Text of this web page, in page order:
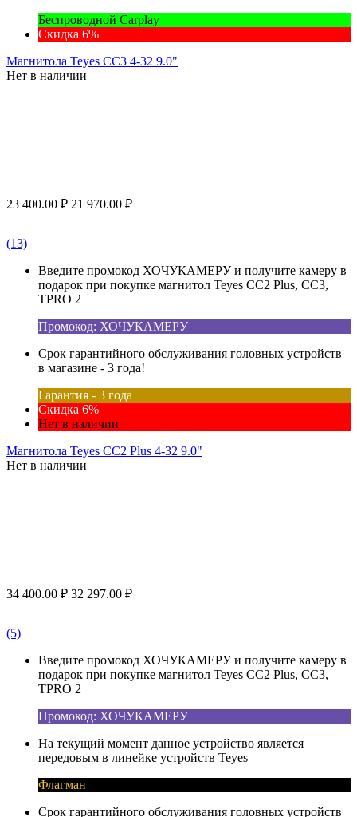
Беспроводной Carplay
Скидка 6%
Магнитола Teyes CC3 4-32 9.0"
Нет в наличии
23 400.00 ₽ 21 970.00 ₽
(13)
Введите промокод ХОЧУКАМЕРУ и получите камеру в
подарок при покупке магнитол Teyes CC2 Plus, CC3,
TPRO 2
Промокод: ХОЧУКАМЕРУ
Срок гарантийного обслуживания головных устройств
в магазине - 3 года!
Гарантия - 3 года
Скидка 6%
Нет в наличии
Магнитола Teyes CC2 Plus 4-32 9.0"
Нет в наличии
34 400.00 ₽ 32 297.00 ₽
(5)
Введите промокод ХОЧУКАМЕРУ и получите камеру в
подарок при покупке магнитол Teyes CC2 Plus, CC3,
TPRO 2
Промокод: ХОЧУКАМЕРУ
На текущий момент данное устройство является
передовым в линейке устройств Teyes
Флагман
Срок гарантийного обслуживания головных устройств